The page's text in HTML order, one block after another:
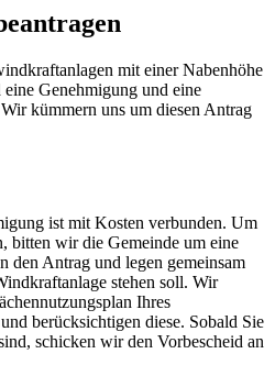
mit einer Nabenhöhe
Genehmigung und eine
kümmern uns um diesen Antrag
ist mit Kosten verbunden. Um
bitten wir die Gemeinde um eine
den Antrag und legen gemeinsam
stehen soll. Wir
Ihres
berücksichtigen diese. Sobald Sie
schicken wir den Vorbescheid an